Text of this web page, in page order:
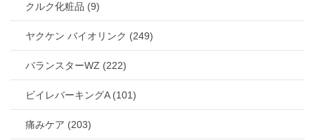
クルク化粧品 (9)
ヤクケン バイオリンク (249)
バランスターWZ (222)
ビイレバーキングA (101)
痛みケア (203)